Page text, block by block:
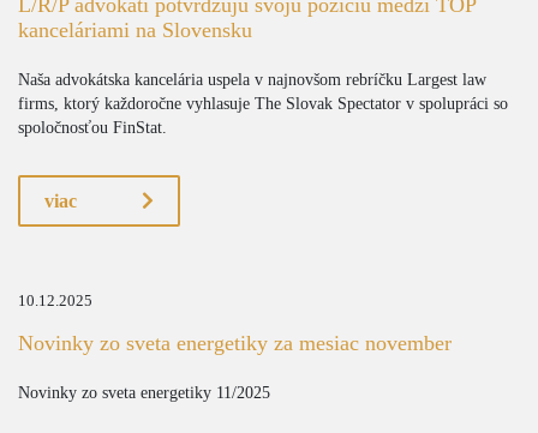
L/R/P advokáti potvrdzujú svoju pozíciu medzi TOP
kanceláriami na Slovensku
Naša advokátska kancelária uspela v najnovšom rebríčku Largest law
firms, ktorý každoročne vyhlasuje The Slovak Spectator v spolupráci so
spoločnosťou FinStat.
viac
10.12.2025
Novinky zo sveta energetiky za mesiac november
Novinky zo sveta energetiky 11/2025